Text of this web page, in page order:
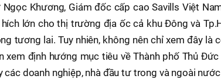
Ngọc Khương, Giám đốc cấp cao Savills Việt
lớn cho thị trường địa ốc cả khu Đông và
tương lai. Tuy nhiên, không nên chỉ xem đây là
xem định hướng mục tiêu về Thành phố Thủ
các doanh nghiệp, nhà đầu tư trong và ngoài